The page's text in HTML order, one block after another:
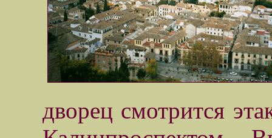
дворец смотрится